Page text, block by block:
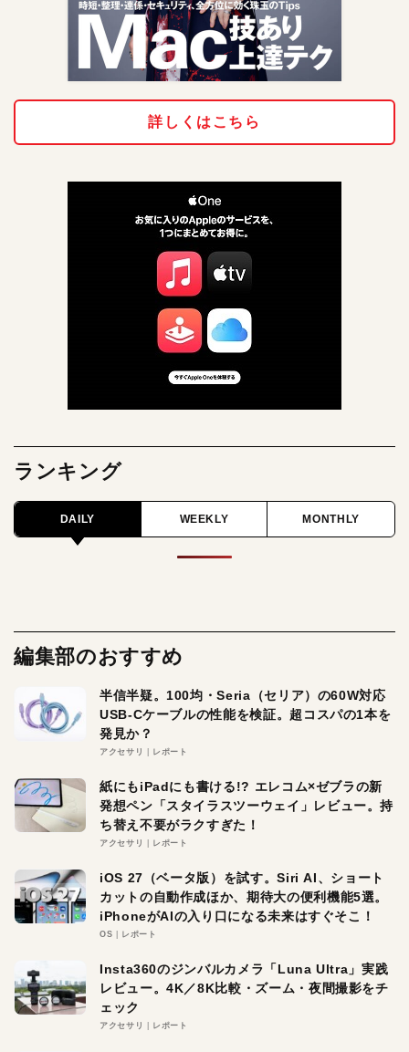
詳しくはこちら
ランキング
DAILY WEEKLY MONTHLY
編集部のおすすめ
半信半疑。100均・Seria（セリア）の60W対応
USB-Cケーブルの性能を検証。超コスパの1本を
発見か？
アクセサリ レポート
紙にもiPadにも書ける!? エレコム×ゼブラの新
発想ペン「スタイラスツーウェイ」レビュー。持
ち替え不要がラクすぎた！
アクセサリ レポート
iOS 27（ベータ版）を試す。Siri AI、ショート
カットの自動作成ほか、期待大の便利機能5選。
iPhoneがAIの入り口になる未来はすぐそこ！
OS レポート
Insta360のジンバルカメラ「Luna Ultra」実践
レビュー。4K／8K比較・ズーム・夜間撮影をチ
ェック
アクセサリ レポート